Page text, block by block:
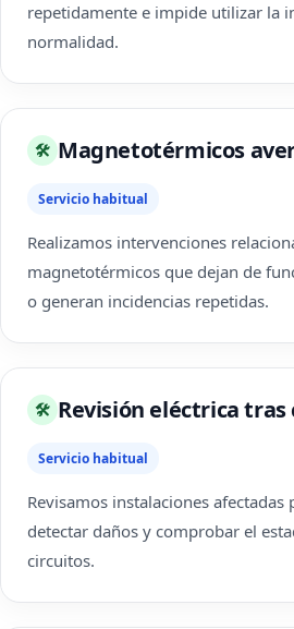
repetidamente e impide utilizar la
normalidad.
🛠 Magnetotérmicos
Servicio habitual
Realizamos intervenciones
magnetotérmicos que dejan de
o generan incidencias repetidas.
🛠 Revisión eléctrica
Servicio habitual
Revisamos instalaciones
detectar daños y comprobar el
circuitos.